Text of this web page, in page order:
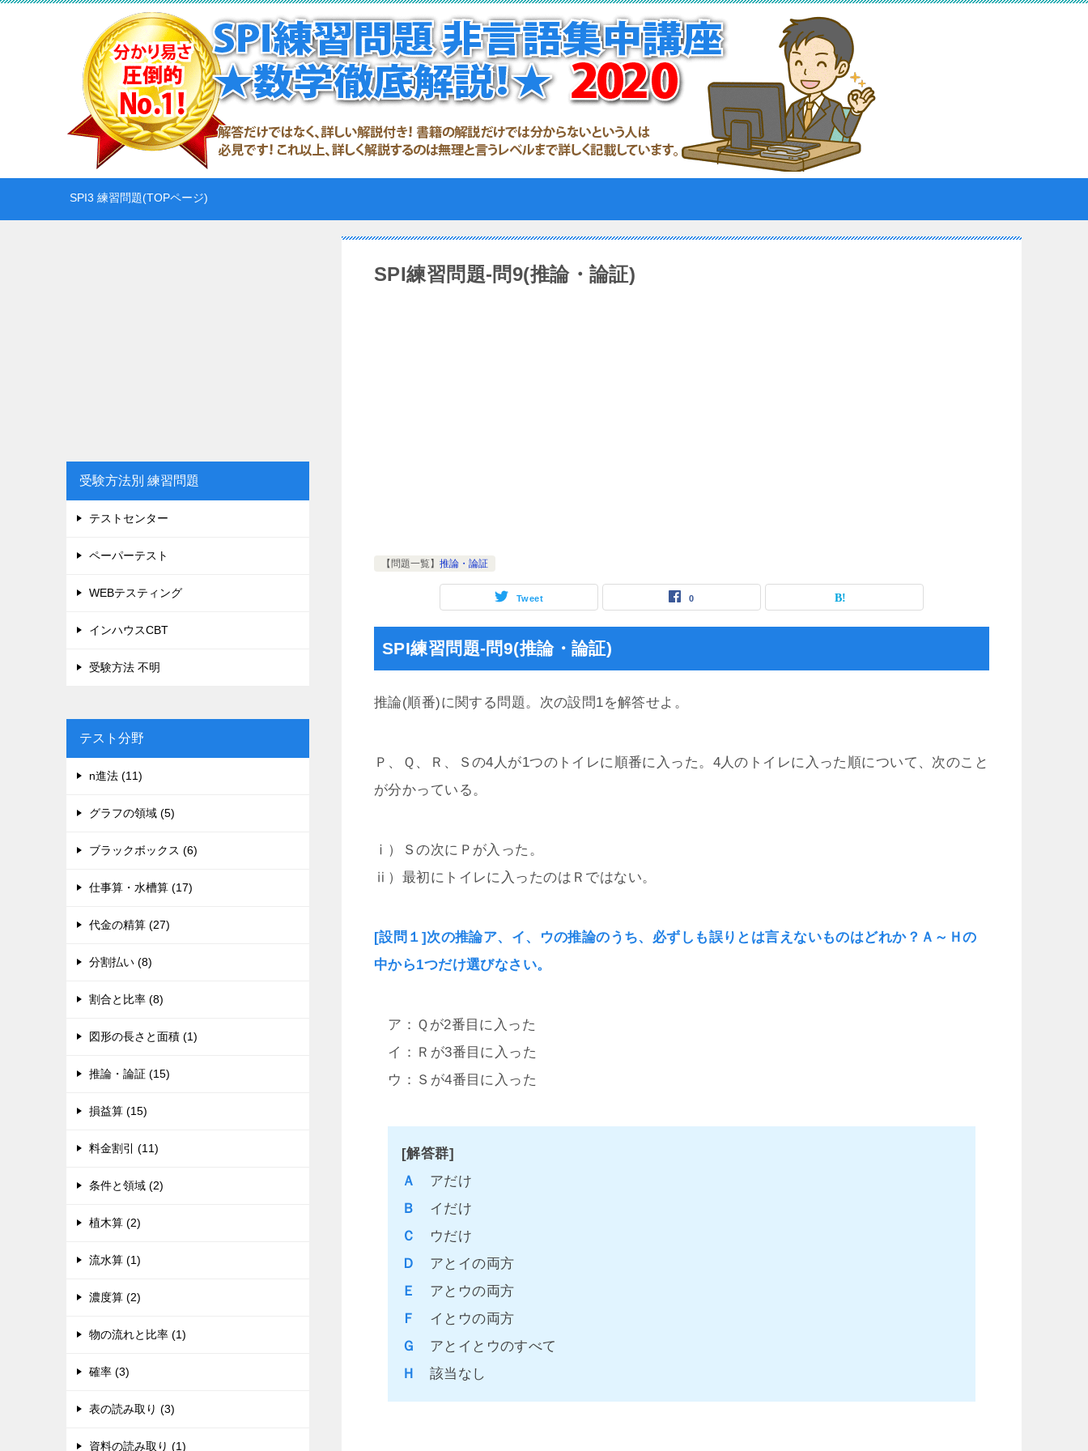
SPI3 練習問題(TOPページ)
SPI練習問題-問9(推論・論証)
【問題一覧】 推論・論証
Tweet 0
SPI練習問題-問9(推論・論証)
推論(順番)に関する問題。次の設問1を解答せよ。
Ｐ、Ｑ、Ｒ、Ｓの4人が1つのトイレに順番に入った。4人のトイレに入った順について、次のこと
が分かっている。
ⅰ）Ｓの次にＰが入った。
ⅱ）最初にトイレに入ったのはＲではない。
[設問１]次の推論ア、イ、ウの推論のうち、必ずしも誤りとは言えないものはどれか？Ａ～Ｈの
中から1つだけ選びなさい。
ア：Ｑが2番目に入った
イ：Ｒが3番目に入った
ウ：Ｓが4番目に入った
[解答群]
Ａ
アだけ
Ｂ
イだけ
Ｃ
ウだけ
Ｄ
アとイの両方
Ｅ
アとウの両方
Ｆ
イとウの両方
Ｇ
アとイとウのすべて
Ｈ
該当なし
受験方法別 練習問題
テストセンター
ペーパーテスト
WEBテスティング
インハウスCBT
受験方法 不明
テスト分野
n進法 (11)
グラフの領域 (5)
ブラックボックス (6)
仕事算・水槽算 (17)
代金の精算 (27)
分割払い (8)
割合と比率 (8)
図形の長さと面積 (1)
推論・論証 (15)
損益算 (15)
料金割引 (11)
条件と領域 (2)
植木算 (2)
流水算 (1)
濃度算 (2)
物の流れと比率 (1)
確率 (3)
表の読み取り (3)
資料の読み取り (1)